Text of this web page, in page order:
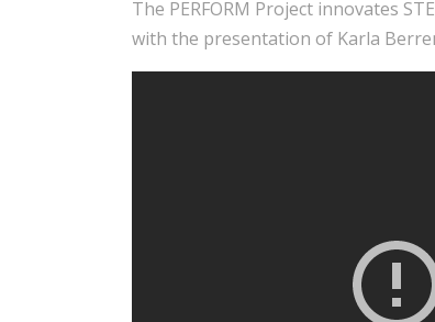
The PERFORM Project innovates
with the presentation of Karla